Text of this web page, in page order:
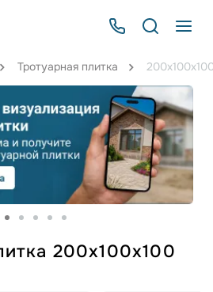
Тротуарная плитка
200х100х100